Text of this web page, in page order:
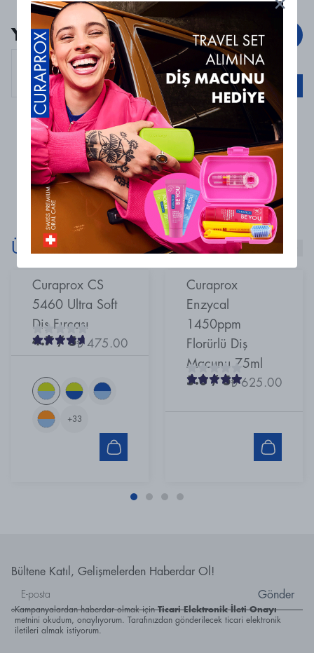
Yorumlar Yorum Ekle
Curaprox
Curaprox Perio Plus Zero, 200 ml
Sepete Ekle
0 Yorum
Henüz yorum bulunmamaktadır
Ürünlerimizi Keşfet!
Curaprox CS
5460 Ultra Soft
Diş Fırçası
4.7/ 5₺ 475.00
+33
Curaprox
Enzycal
1450ppm
Florürlü Diş
Macunu 75ml
5.0/ 5₺ 625.00
Bültene Katıl, Gelişmelerden Haberdar Ol!
Gönder
Kampanyalardan haberdar olmak için Ticari Elektronik İleti Onayı
metnini okudum, onaylıyorum. Tarafınızdan gönderilecek ticari elektronik
iletileri almak istiyorum.